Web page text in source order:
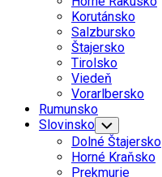
Korutánsko
Salzbursko
Štajersko
Tirolsko
Viedeň
Vorarlbersko
Rumunsko
Slovinsko Toggle
Child
Menu
Dolné Štajersko
Horné Kraňsko
Prekmurie